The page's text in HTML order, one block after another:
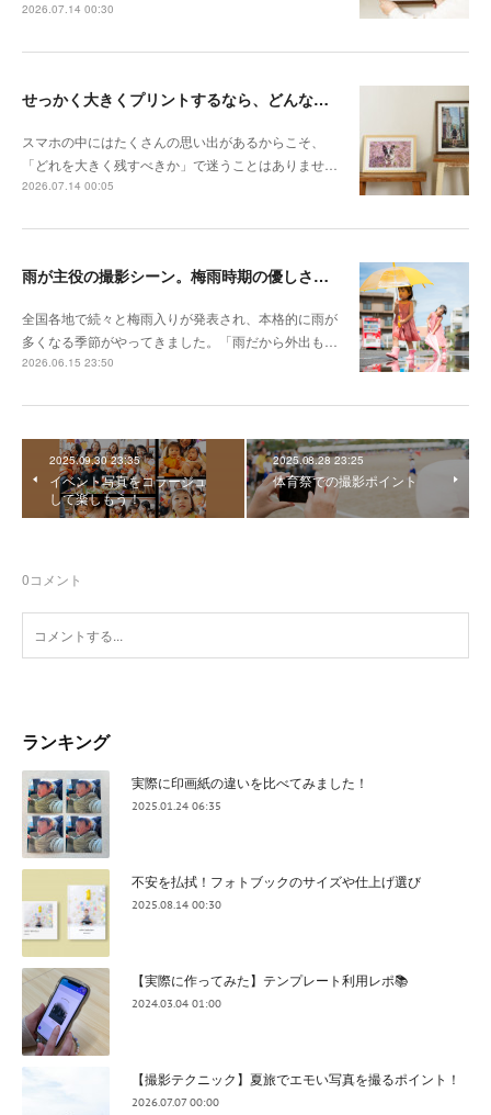
2026.07.14 00:30
せっかく大きくプリントするなら、どんな写真が向いている？
スマホの中にはたくさんの思い出があるからこそ、
「どれを大きく残すべきか」で迷うことはありませ…
2026.07.14 00:05
雨が主役の撮影シーン。梅雨時期の優しさを切り取る撮影テクニック
全国各地で続々と梅雨入りが発表され、本格的に雨が
多くなる季節がやってきました。「雨だから外出も…
2026.06.15 23:50
2025.09.30 23:35
イベント写真をコラージュ
して楽しもう！
2025.08.28 23:25
体育祭での撮影ポイント
0コメント
ランキング
実際に印画紙の違いを比べてみました！
2025.01.24 06:35
不安を払拭！フォトブックのサイズや仕上げ選び
2025.08.14 00:30
【実際に作ってみた】テンプレート利用レポ📚
2024.03.04 01:00
【撮影テクニック】夏旅でエモい写真を撮るポイント！
2026.07.07 00:00